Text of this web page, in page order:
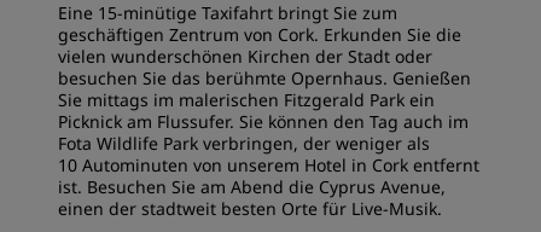
Eine 15-minütige Taxifahrt bringt Sie zum
geschäftigen Zentrum von Cork. Erkunden Sie die
vielen wunderschönen Kirchen der Stadt oder
besuchen Sie das berühmte Opernhaus. Genießen
Sie mittags im malerischen Fitzgerald Park ein
Picknick am Flussufer. Sie können den Tag auch im
Fota Wildlife Park verbringen, der weniger als
10 Autominuten von unserem Hotel in Cork entfernt
ist. Besuchen Sie am Abend die Cyprus Avenue,
einen der stadtweit besten Orte für Live-Musik.